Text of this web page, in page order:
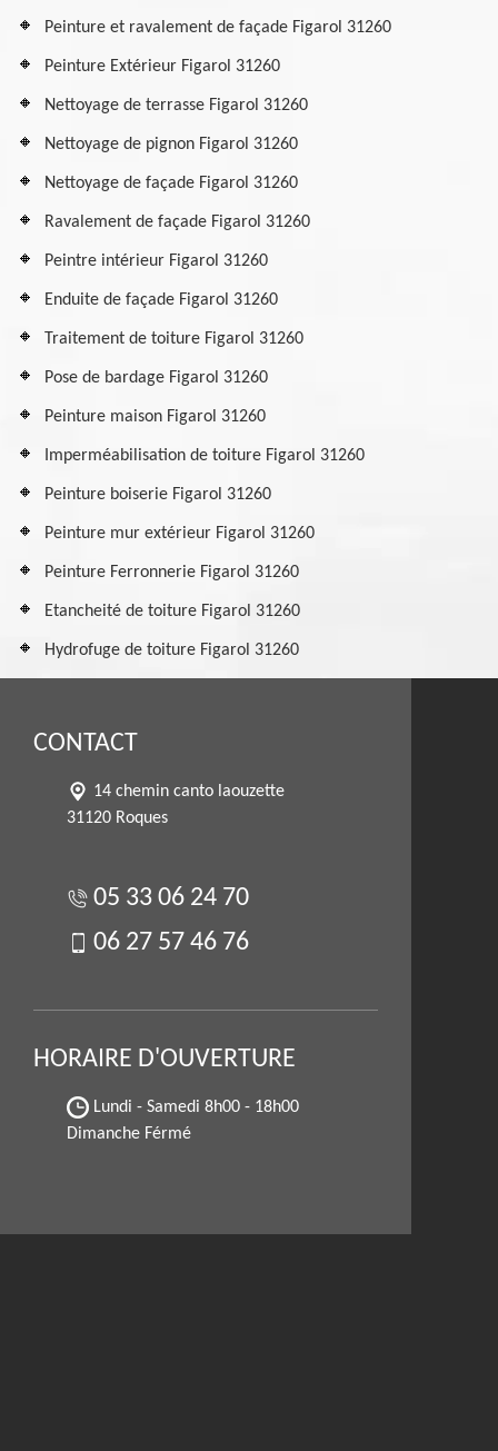
Peinture et ravalement de façade Figarol 31260
Peinture Extérieur Figarol 31260
Nettoyage de terrasse Figarol 31260
Nettoyage de pignon Figarol 31260
Nettoyage de façade Figarol 31260
Ravalement de façade Figarol 31260
Peintre intérieur Figarol 31260
Enduite de façade Figarol 31260
Traitement de toiture Figarol 31260
Pose de bardage Figarol 31260
Peinture maison Figarol 31260
Imperméabilisation de toiture Figarol 31260
Peinture boiserie Figarol 31260
Peinture mur extérieur Figarol 31260
Peinture Ferronnerie Figarol 31260
Etancheité de toiture Figarol 31260
Hydrofuge de toiture Figarol 31260
CONTACT
14 chemin canto laouzette
31120 Roques
05 33 06 24 70
06 27 57 46 76
HORAIRE D'OUVERTURE
Lundi - Samedi 8h00 - 18h00
Dimanche Férmé